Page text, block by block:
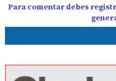
Para comentar debes